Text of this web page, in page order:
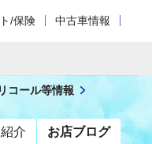
/保険 中古車情報
介 お店ブログ
リコール等情報